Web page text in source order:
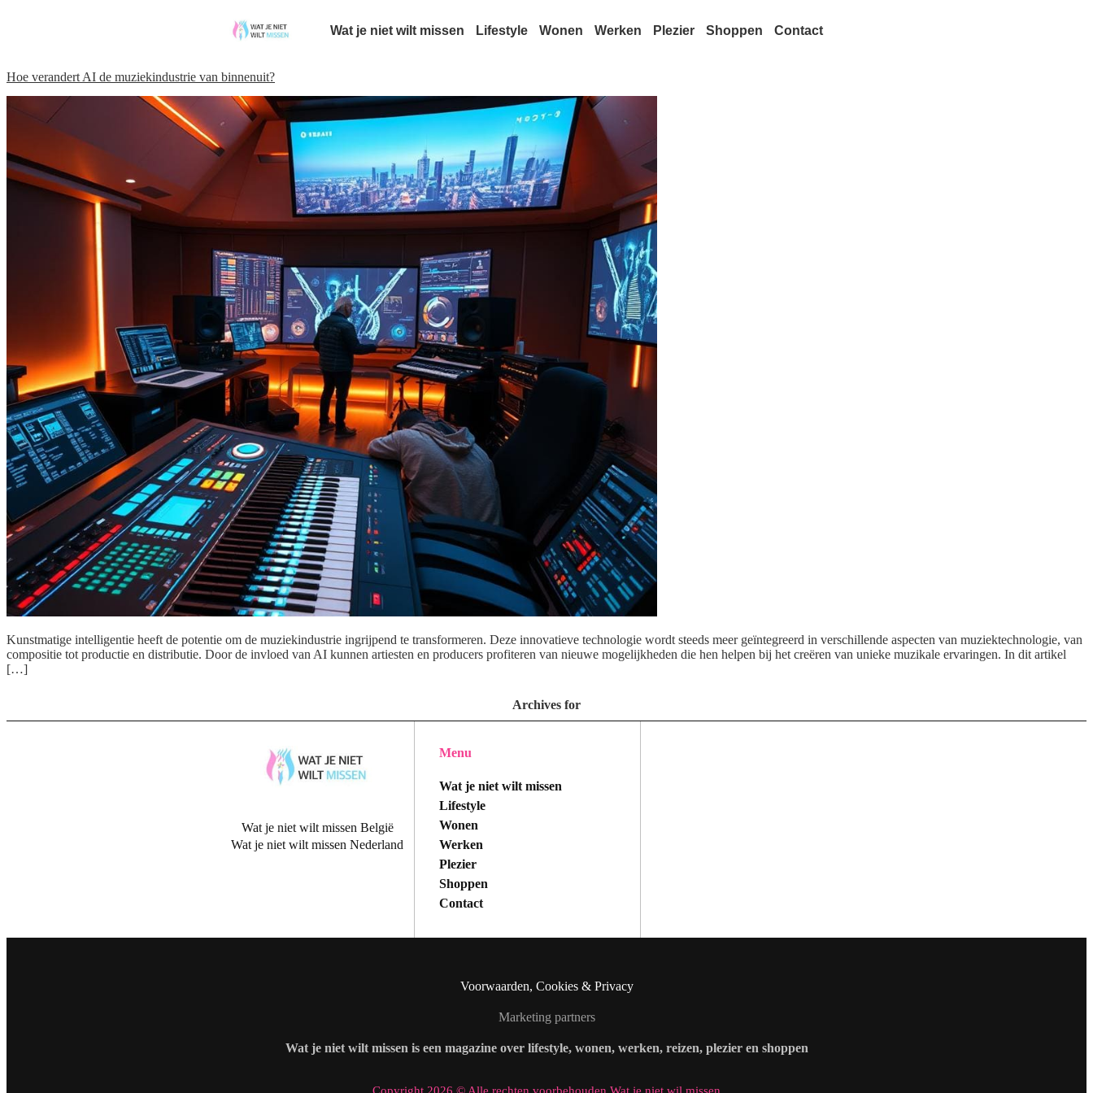
Wat je niet wilt missen Lifestyle Wonen Werken Plezier Shoppen Contact
Hoe verandert AI de muziekindustrie van binnenuit?
Kunstmatige intelligentie heeft de potentie om de muziekindustrie ingrijpend te transformeren. Deze innovatieve technologie wordt steeds meer geïntegreerd in verschillende aspecten van muziektechnologie, van
compositie tot productie en distributie. Door de invloed van AI kunnen artiesten en producers profiteren van nieuwe mogelijkheden die hen helpen bij het creëren van unieke muzikale ervaringen. In dit artikel
[…]
Archives for
Wat je niet wilt missen België
Wat je niet wilt missen Nederland
Menu
Wat je niet wilt missen
Lifestyle
Wonen
Werken
Plezier
Shoppen
Contact
Voorwaarden, Cookies & Privacy
Marketing partners
Wat je niet wilt missen is een magazine over lifestyle, wonen, werken, reizen, plezier en shoppen
Copyright 2026 © Alle rechten voorbehouden Wat je niet wil missen